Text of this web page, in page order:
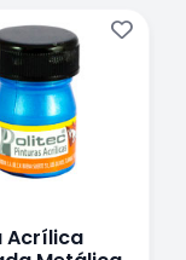
Acrílica